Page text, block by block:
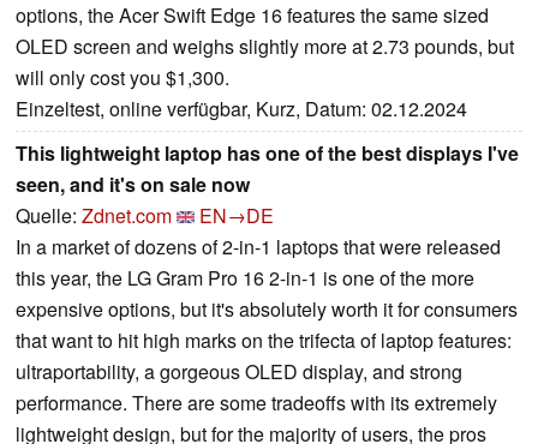
options, the Acer Swift Edge 16 features the same sized
OLED screen and weighs slightly more at 2.73 pounds, but
will only cost you $1,300.
Einzeltest, online verfügbar, Kurz, Datum: 02.12.2024
This lightweight laptop has one of the best displays I've
seen, and it's on sale now
Quelle: Zdnet.com
EN→DE
In a market of dozens of 2-in-1 laptops that were released
this year, the LG Gram Pro 16 2-in-1 is one of the more
expensive options, but it's absolutely worth it for consumers
that want to hit high marks on the trifecta of laptop features:
ultraportability, a gorgeous OLED display, and strong
performance. There are some tradeoffs with its extremely
lightweight design, but for the majority of users, the pros